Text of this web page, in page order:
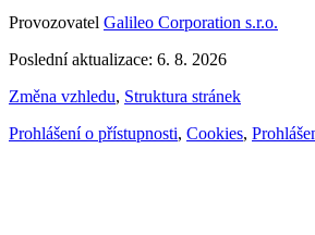
Provozovatel Galileo Corporation s.r.o.
Poslední aktualizace: 6. 8. 2026
Změna vzhledu, Struktura stránek
Prohlášení o přístupnosti, Cookies,